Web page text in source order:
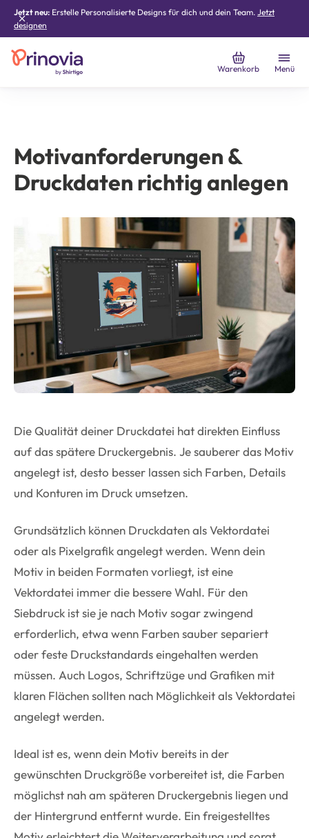
Jetzt neu: Erstelle Personalisierte Designs für dich und dein Team. Jetzt
designen
Warenkorb Menü
Motivanforderungen &
Druckdaten richtig anlegen
Die Qualität deiner Druckdatei hat direkten Einfluss
auf das spätere Druckergebnis. Je sauberer das Motiv
angelegt ist, desto besser lassen sich Farben, Details
und Konturen im Druck umsetzen.
Grundsätzlich können Druckdaten als Vektordatei
oder als Pixelgrafik angelegt werden. Wenn dein
Motiv in beiden Formaten vorliegt, ist eine
Vektordatei immer die bessere Wahl. Für den
Siebdruck ist sie je nach Motiv sogar zwingend
erforderlich, etwa wenn Farben sauber separiert
oder feste Druckstandards eingehalten werden
müssen. Auch Logos, Schriftzüge und Grafiken mit
klaren Flächen sollten nach Möglichkeit als Vektordatei
angelegt werden.
Ideal ist es, wenn dein Motiv bereits in der
gewünschten Druckgröße vorbereitet ist, die Farben
möglichst nah am späteren Druckergebnis liegen und
der Hintergrund entfernt wurde. Ein freigestelltes